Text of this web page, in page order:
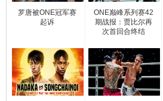
罗唐被ONE冠军赛
起诉
ONE巅峰系列赛42
期战报：贾比尔再
次首回合终结